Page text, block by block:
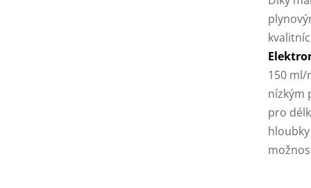
150 ml/
nízkým
pro